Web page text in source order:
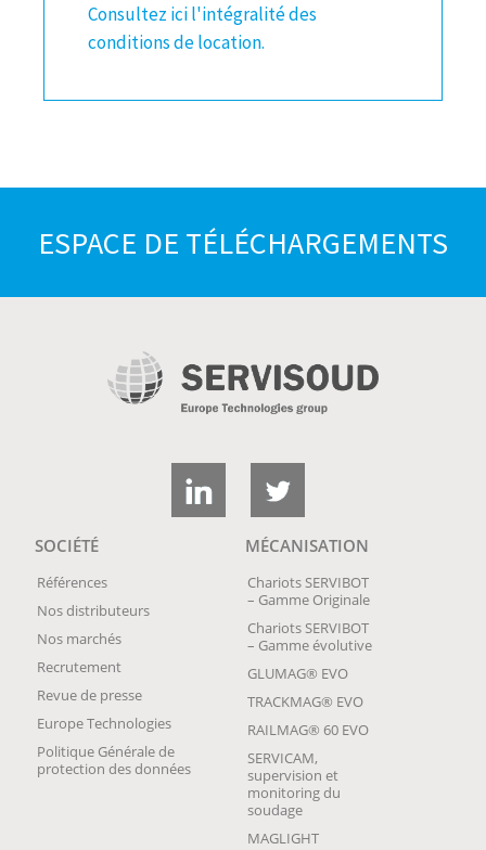
Consultez ici l'intégralité des
conditions de location.
ESPACE DE TÉLÉCHARGEMENTS
SOCIÉTÉ
Références
Nos distributeurs
Nos marchés
Recrutement
Revue de presse
Europe Technologies
Politique Générale de
protection des données
MÉCANISATION
Chariots SERVIBOT
– Gamme Originale
Chariots SERVIBOT
– Gamme évolutive
GLUMAG® EVO
TRACKMAG® EVO
RAILMAG® 60 EVO
SERVICAM,
supervision et
monitoring du
soudage
MAGLIGHT